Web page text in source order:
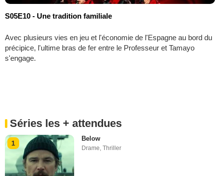
S05E10 - Une tradition familiale
Avec plusieurs vies en jeu et l'économie de l'Espagne au bord du
précipice, l'ultime bras de fer entre le Professeur et Tamayo
s'engage.
Séries les + attendues
1
Below
Drame ,Thriller